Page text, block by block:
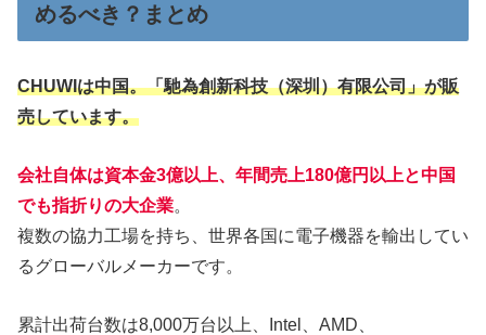
めるべき？まとめ
CHUWIは中国。「馳為創新科技（深圳）有限公司」が販
売しています。
会社自体は資本金3億以上、年間売上180億円以上と中国
でも指折りの大企業。
複数の協力工場を持ち、世界各国に電子機器を輸出してい
るグローバルメーカーです。
累計出荷台数は8,000万台以上、Intel、AMD、